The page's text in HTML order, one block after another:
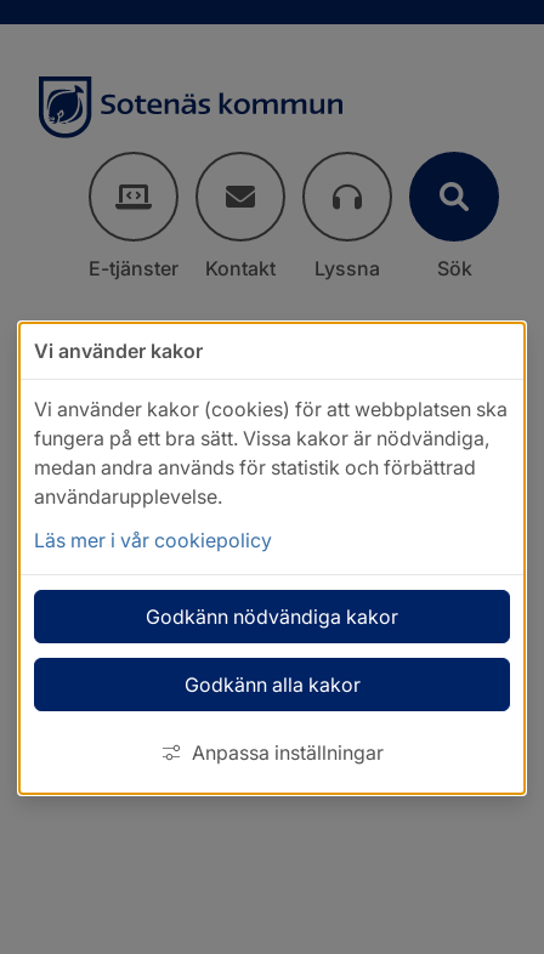
E-tjänster Kontakt Lyssna Sök
Vi använder kakor
Vi använder kakor (cookies) för att webbplatsen ska
fungera på ett bra sätt. Vissa kakor är nödvändiga,
medan andra används för statistik och förbättrad
användarupplevelse.
Läs mer i vår cookiepolicy
Godkänn nödvändiga kakor
Godkänn alla kakor
Anpassa inställningar